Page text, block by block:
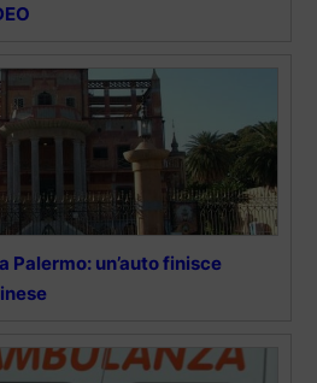
Palermo: un’auto finisce